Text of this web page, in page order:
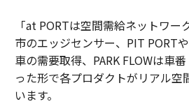
「at PORTは空間需給ネットワー
市のエッジセンサー、PIT PORT
車の需要取得、PARK FLOWは車
った形で各プロダクトがリアル空
います。